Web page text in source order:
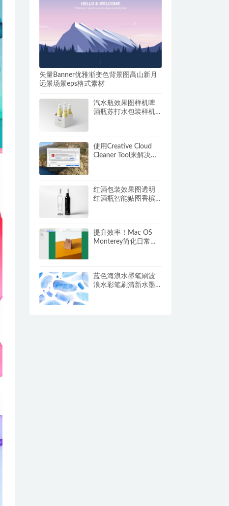
矢量Banner优雅渐变色背景图高山新月
远景场景eps格式素材
汽水瓶效果图样机啤
酒瓶苏打水包装样机
使用Creative Cloud
Cleaner Tool来解决安
红酒包装效果图透明
红酒瓶智能贴图香槟
提升效率！Mac OS
Monterey简化日常操
蓝色海浪水墨笔刷波
浪水彩笔刷清新水墨